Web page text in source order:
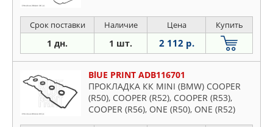
Срок поставки Наличие Цена Купить
1 дн. 1 шт. 2 112 р.
BlUE PRINT ADB116701
ПРОКЛАДКА КК MINI (BMW) COOPER
(R50), COOPER (R52), COOPER (R53),
COOPER (R56), ONE (R50), ONE (R52)